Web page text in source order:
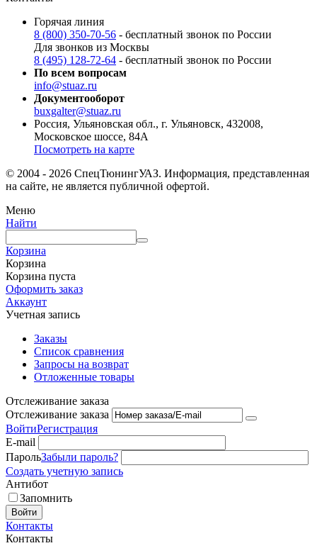
Горячая линия
8 (800) 350-70-56 - бесплатный звонок по России
Для звонков из Москвы
8 (495) 128-72-64 - бесплатный звонок по России
По всем вопросам
info@stuaz.ru
Документооборот
buxgalter@stuaz.ru
Россия, Ульяновская обл., г. Ульяновск, 432008,
Московское шоссе, 84А
Посмотреть на карте
© 2004 - 2026 СпецТюнингУАЗ. Информация, представленная
на сайте, не является публичной офертой.
Меню
Найти
Корзина
Корзина
Корзина пуста
Оформить заказ
Аккаунт
Учетная запись
Заказы
Список сравнения
Запросы на возврат
Отложенные товары
Отслеживание заказа
Отслеживание заказа
ВойтиРегистрация
E-mail
ПарольЗабыли пароль?
Создать учетную запись
Антибот
Запомнить
Войти
Контакты
Контакты